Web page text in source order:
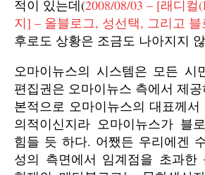
적이 있는데(2008/08/03 – [래디컬
지] – 올블로그, 성선택, 그리고 블
후로도 상황은 조금도 나아지지
오마이뉴스의 시스템은 모든 시
편집권은 오마이뉴스 측에서 제
본적으로 오마이뉴스의 대표께
의적이신지라 오마이뉴스가 블
힘들 듯 하다. 어쨌든 우리에겐
성의 측면에서 임계점을 초과한